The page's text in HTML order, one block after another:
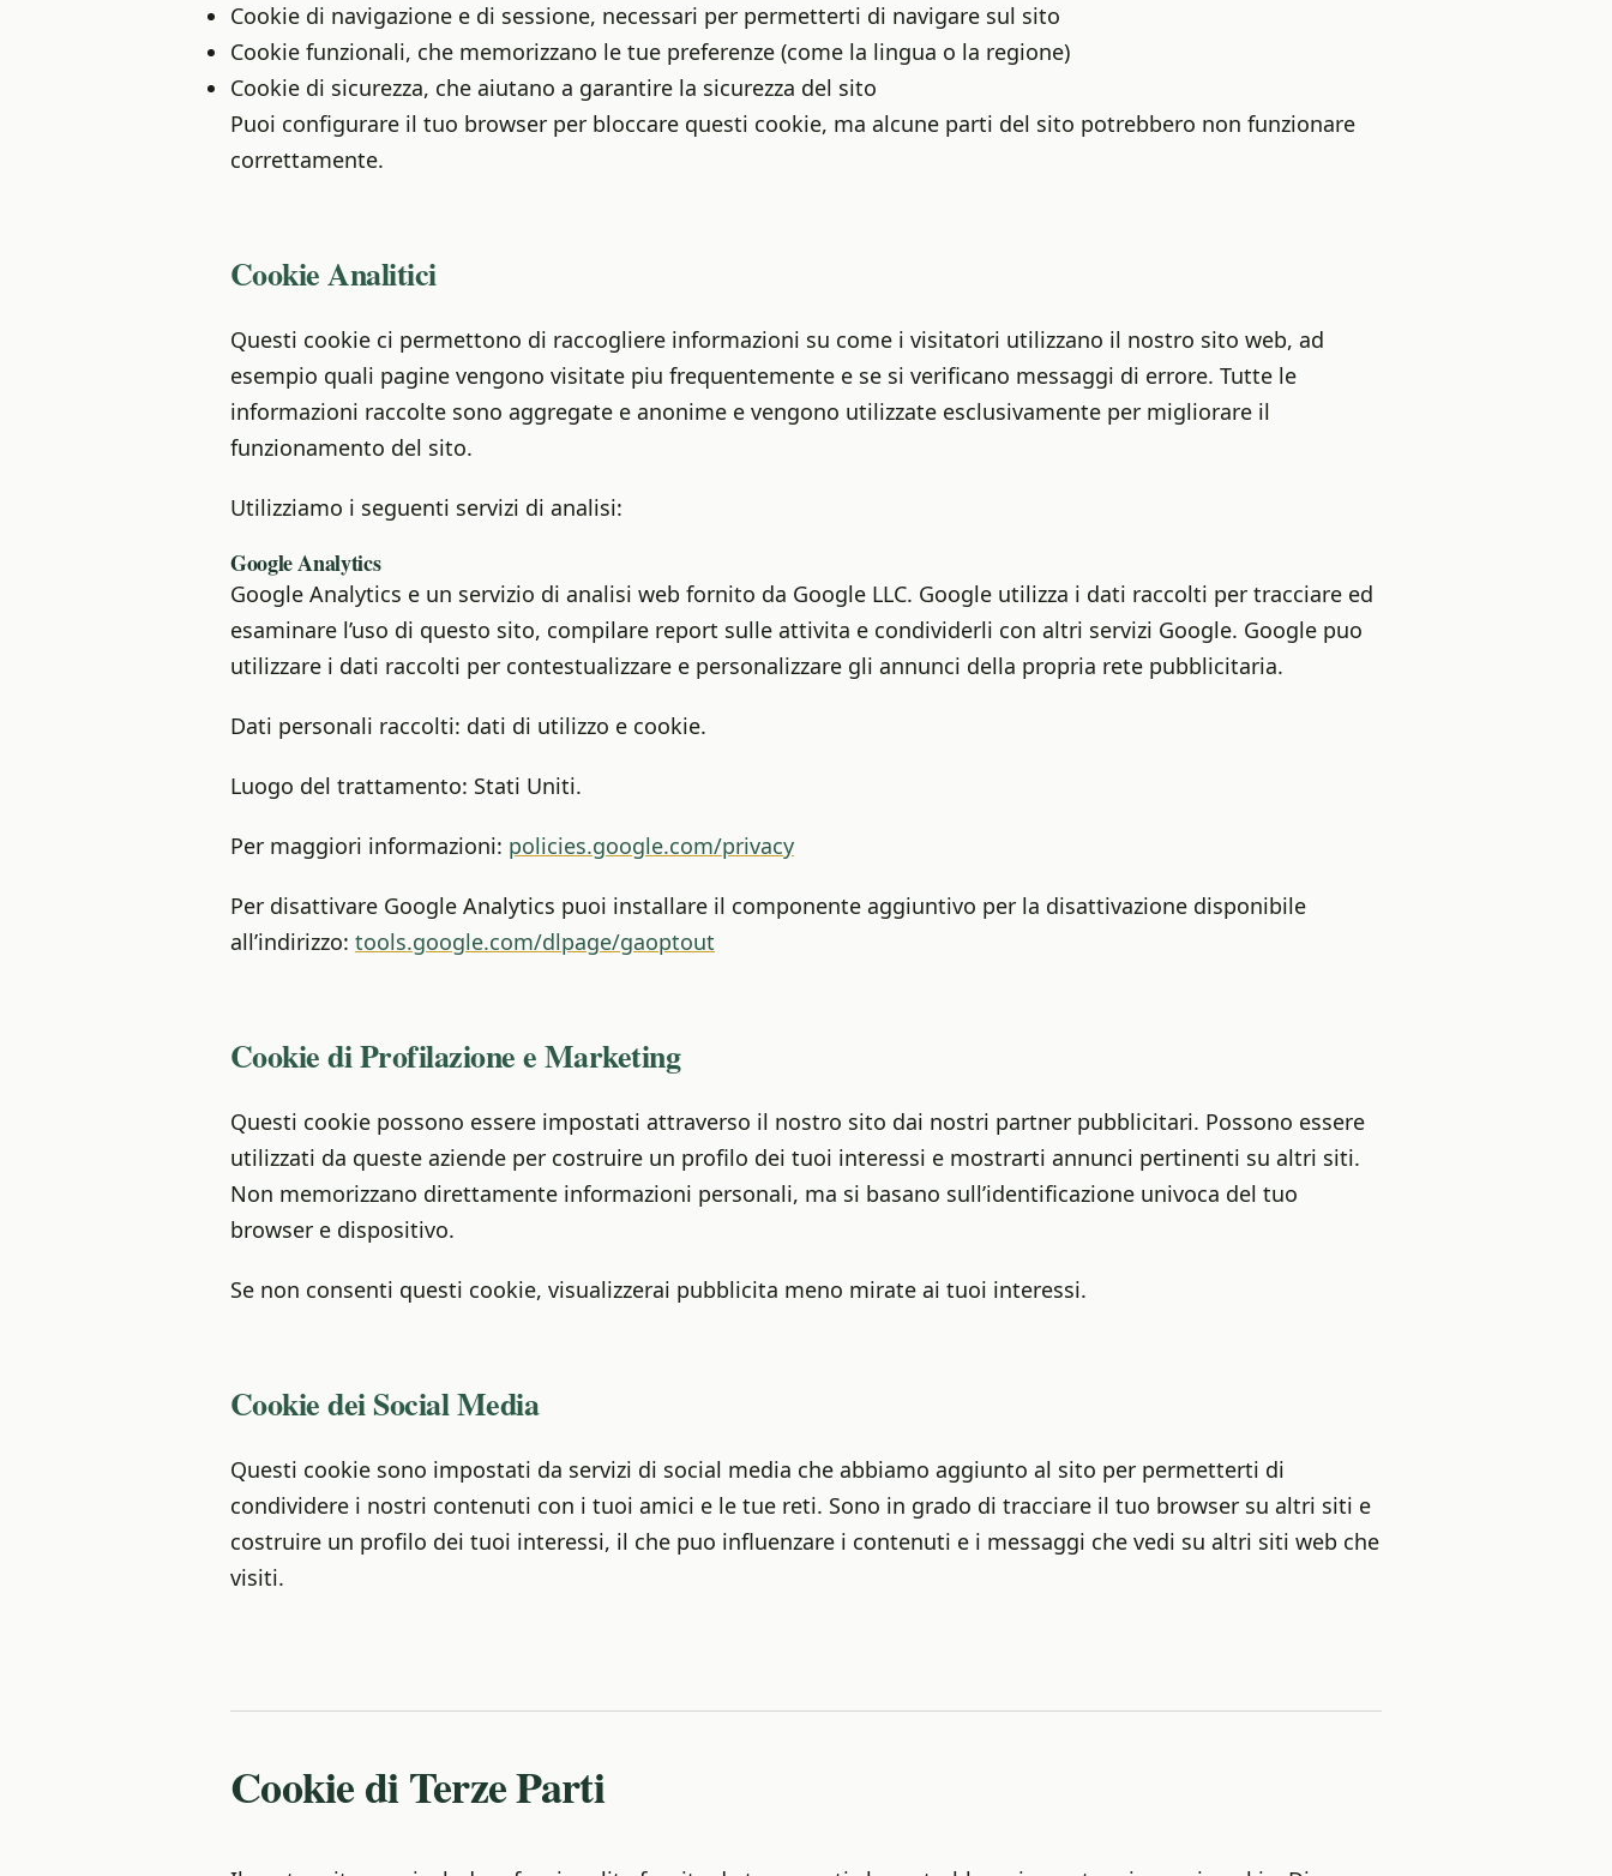
Cookie di navigazione e di sessione, necessari per permetterti di navigare sul sito
Cookie funzionali, che memorizzano le tue preferenze (come la lingua o la regione)
Cookie di sicurezza, che aiutano a garantire la sicurezza del sito
Puoi configurare il tuo browser per bloccare questi cookie, ma alcune parti del sito potrebbero non funzionare
correttamente.
Cookie Analitici
Questi cookie ci permettono di raccogliere informazioni su come i visitatori utilizzano il nostro sito web, ad
esempio quali pagine vengono visitate piu frequentemente e se si verificano messaggi di errore. Tutte le
informazioni raccolte sono aggregate e anonime e vengono utilizzate esclusivamente per migliorare il
funzionamento del sito.
Utilizziamo i seguenti servizi di analisi:
Google Analytics
Google Analytics e un servizio di analisi web fornito da Google LLC. Google utilizza i dati raccolti per tracciare ed
esaminare l’uso di questo sito, compilare report sulle attivita e condividerli con altri servizi Google. Google puo
utilizzare i dati raccolti per contestualizzare e personalizzare gli annunci della propria rete pubblicitaria.
Dati personali raccolti: dati di utilizzo e cookie.
Luogo del trattamento: Stati Uniti.
Per maggiori informazioni: policies.google.com/privacy
Per disattivare Google Analytics puoi installare il componente aggiuntivo per la disattivazione disponibile
all’indirizzo: tools.google.com/dlpage/gaoptout
Cookie di Profilazione e Marketing
Questi cookie possono essere impostati attraverso il nostro sito dai nostri partner pubblicitari. Possono essere
utilizzati da queste aziende per costruire un profilo dei tuoi interessi e mostrarti annunci pertinenti su altri siti.
Non memorizzano direttamente informazioni personali, ma si basano sull’identificazione univoca del tuo
browser e dispositivo.
Se non consenti questi cookie, visualizzerai pubblicita meno mirate ai tuoi interessi.
Cookie dei Social Media
Questi cookie sono impostati da servizi di social media che abbiamo aggiunto al sito per permetterti di
condividere i nostri contenuti con i tuoi amici e le tue reti. Sono in grado di tracciare il tuo browser su altri siti e
costruire un profilo dei tuoi interessi, il che puo influenzare i contenuti e i messaggi che vedi su altri siti web che
visiti.
Cookie di Terze Parti